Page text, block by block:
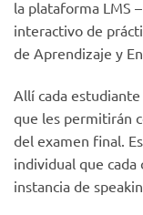
la plataforma LMS
interactivo de
de Aprendizaje y
Allí cada
que les permitirán
del examen final.
individual que cada
instancia de